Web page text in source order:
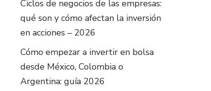
Ciclos de negocios de las empresas:
qué son y cómo afectan la inversión
en acciones – 2026
Cómo empezar a invertir en bolsa
desde México, Colombia o
Argentina: guía 2026